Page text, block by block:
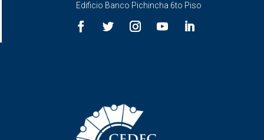
Edificio Banco Pichincha 6to Piso